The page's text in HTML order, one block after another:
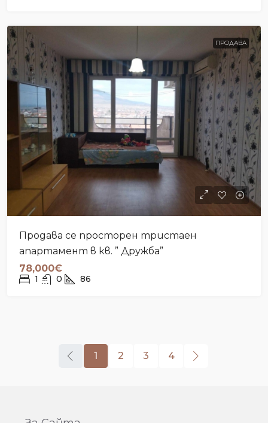
ПРОДАВА
Продава се просторен тристаен
апартамент в кв. ” Дружба”
78,000€
1 0 86
1 2 3 4